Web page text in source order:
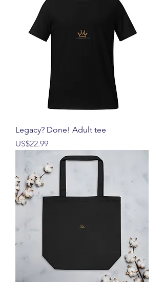
Legacy? Done! Adult tee
價格
US$22.99